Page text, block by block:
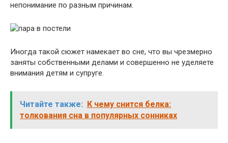
непонимание по разным причинам.
Иногда такой сюжет намекает во сне, что вы чрезмерно
заняты собственными делами и совершенно не уделяете
внимания детям и супруге.
Читайте также: К чему снится белка:
толкования сна в популярных сонниках